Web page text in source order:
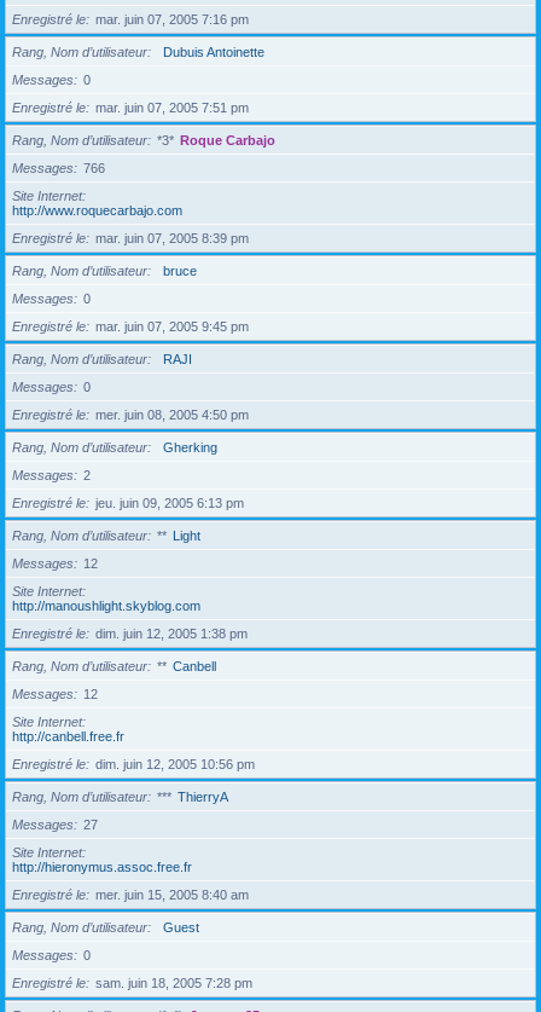
Enregistré le
mar. juin 07, 2005 7:16 pm
Rang, Nom d’utilisateur
Dubuis Antoinette
Messages
0
Enregistré le
mar. juin 07, 2005 7:51 pm
Rang, Nom d’utilisateur *3* Roque Carbajo
Messages
766
Site Internet
http://www.roquecarbajo.com
Enregistré le
mar. juin 07, 2005 8:39 pm
Rang, Nom d’utilisateur
bruce
Messages
0
Enregistré le
mar. juin 07, 2005 9:45 pm
Rang, Nom d’utilisateur
RAJI
Messages
0
Enregistré le
mer. juin 08, 2005 4:50 pm
Rang, Nom d’utilisateur
Gherking
Messages
2
Enregistré le
jeu. juin 09, 2005 6:13 pm
Rang, Nom d’utilisateur ** Light
Messages
12
Site Internet
http://manoushlight.skyblog.com
Enregistré le
dim. juin 12, 2005 1:38 pm
Rang, Nom d’utilisateur ** Canbell
Messages
12
Site Internet
http://canbell.free.fr
Enregistré le
dim. juin 12, 2005 10:56 pm
Rang, Nom d’utilisateur *** ThierryA
Messages
27
Site Internet
http://hieronymus.assoc.free.fr
Enregistré le
mer. juin 15, 2005 8:40 am
Rang, Nom d’utilisateur
Guest
Messages
0
Enregistré le
sam. juin 18, 2005 7:28 pm